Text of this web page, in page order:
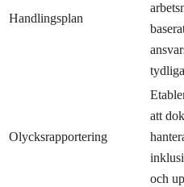
Handlingsplan
Olycksrapportering
att
och